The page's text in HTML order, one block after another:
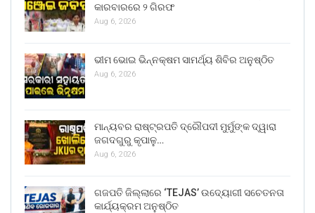
କାରବାରରେ ୨ ଗିରଫ
Aug 6, 2026
ଭୀମ ଭୋଇ ଭିନ୍ନକ୍ଷମ ସାମର୍ଥ୍ୟ ଶିବିର ଅନୁଷ୍ଠିତ
Aug 6, 2026
ମାନ୍ୟବର ରାଷ୍ଟ୍ରପତି ଦ୍ରୌପଦୀ ମୁର୍ମୁଙ୍କ ଦ୍ୱାରା
ଜଗଦଗୁରୁ କୃପାଳୁ…
Aug 6, 2026
ଗଜପତି ଜିଲ୍ଲାରେ ‘TEJAS’ ଉଦ୍ୟୋଗୀ ସଚେତନତା
କାର୍ଯ୍ୟକ୍ରମ ଅନୁଷ୍ଠିତ